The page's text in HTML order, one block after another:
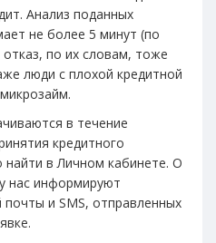
Анализ поданных
не более 5 минут (по
по их словам, тоже
люди с плохой кредитной
в течение
кредитного
в Личном кабинете. О
нас информируют
и SMS, отправленных